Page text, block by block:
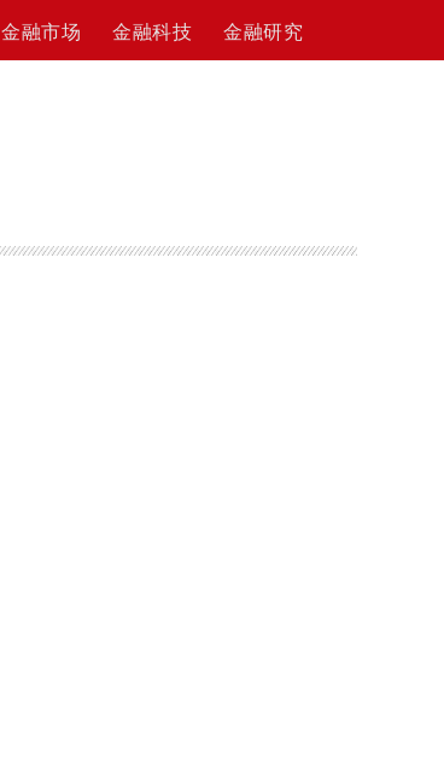
金融市场 金融科技 金融研究